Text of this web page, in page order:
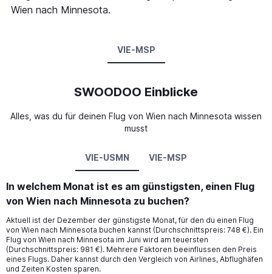
Wien nach Minnesota.
VIE-MSP
SWOODOO Einblicke
Alles, was du für deinen Flug von Wien nach Minnesota wissen
musst
VIE-USMN VIE-MSP
In welchem Monat ist es am günstigsten, einen Flug
von Wien nach Minnesota zu buchen?
Aktuell ist der Dezember der günstigste Monat, für den du einen Flug
von Wien nach Minnesota buchen kannst (Durchschnittspreis: 748 €). Ein
Flug von Wien nach Minnesota im Juni wird am teuersten
(Durchschnittspreis: 981 €). Mehrere Faktoren beeinflussen den Preis
eines Flugs. Daher kannst durch den Vergleich von Airlines, Abflughäfen
und Zeiten Kosten sparen.